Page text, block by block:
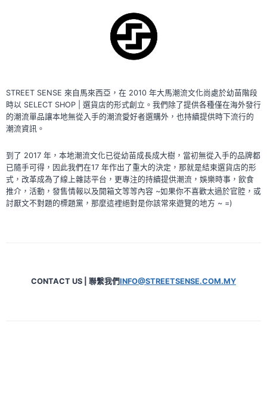
STREET SENSE 來自馬來西亞，在 2010 年大馬潮流文化尚處於幼苗階段
時以 SELECT SHOP | 選貨店的形式創立。我們除了提供各種僅在海外發行
的潮流單品讓本地無從入手的潮流愛好者選購外，也持續提供時下流行的
潮流資訊。
到了 2017 年，本地潮流文化已從幼苗成長成大樹，當初無從入手的品牌都
已隨手可得，因此我們在17 年作出了重大的決定，那就是結束選貨店的形
式，改革成為了線上雜誌平台，更專注的持續提供潮流，娛樂時事，飲食
推介，活動，發售情報以及開箱文等等內容 ~如果你不喜歡太過於官腔，或
討厭文不對題的標題黨，那麼這裡絕對是你該常來遊覽的地方 ~ =)
CONTACT US | 聯繫我們INFO@STREETSENSE.COM.MY